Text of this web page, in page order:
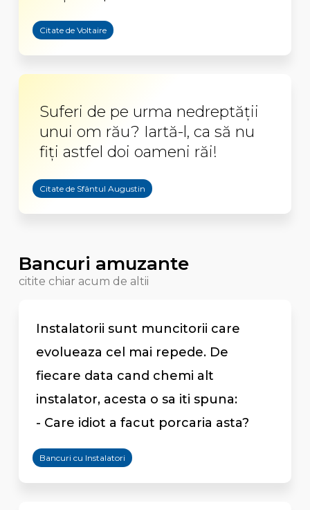
Citate de Voltaire
Suferi de pe urma nedreptăţii
unui om rău? Iartă-l, ca să nu
fiţi astfel doi oameni răi!
Citate de Sfântul Augustin
Bancuri amuzante
citite chiar acum de altii
Instalatorii sunt muncitorii care
evolueaza cel mai repede. De
fiecare data cand chemi alt
instalator, acesta o sa iti spuna:
- Care idiot a facut porcaria asta?
Bancuri cu Instalatori